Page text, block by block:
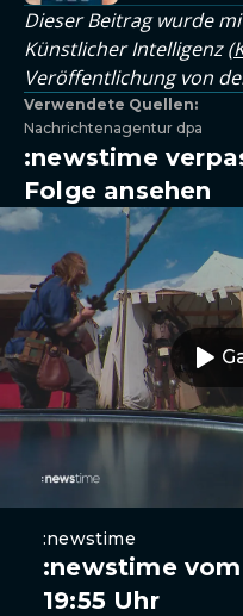
Dieser Beitrag wurde
Künstlicher Intelligenz (
Veröffentlichung von
Verwendete Quellen:
Nachrichtenagentur dpa
:newstime
Folge ansehen
:newstime
:newstime
19:55 Uhr